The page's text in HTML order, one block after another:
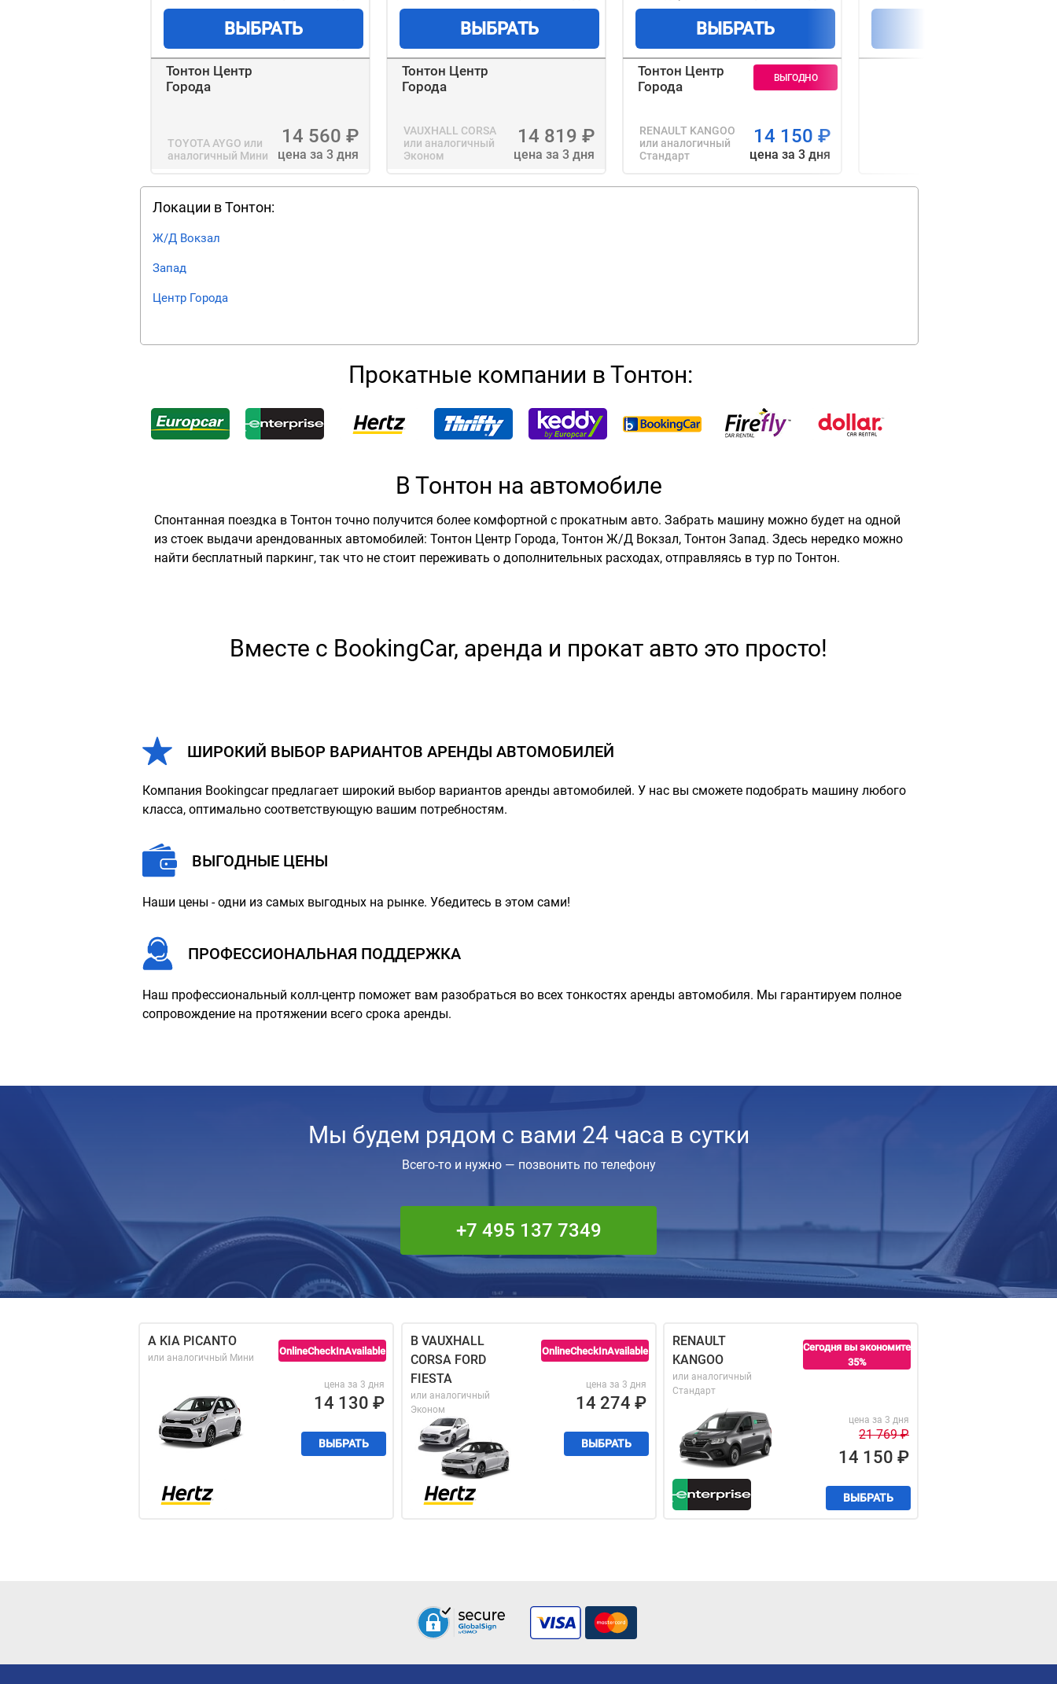
ВЫБРАТЬ
Тонтон Центр
Города
TOYOTA AYGO или
аналогичный Мини
14 560 ₽
цена за 3 дня
ВЫБРАТЬ
Тонтон Центр
Города
VAUXHALL CORSA
или аналогичный
Эконом
14 819 ₽
цена за 3 дня
ВЫБРАТЬ
Тонтон Центр
Города
RENAULT KANGOO
или аналогичный
Стандарт
14 150 ₽
цена за 3 дня
Локации в Тонтон:
Ж/Д Вокзал
Запад
Центр Города
Прокатные компании в Тонтон:
В Тонтон на автомобиле
Спонтанная поездка в Тонтон точно получится более комфортной с прокатным авто. Забрать машину можно будет на одной
из стоек выдачи арендованных автомобилей: Тонтон Центр Города, Тонтон Ж/Д Вокзал, Тонтон Запад. Здесь нередко можно
найти бесплатный паркинг, так что не стоит переживать о дополнительных расходах, отправляясь в тур по Тонтон.
Вместе с BookingCar, аренда и прокат авто это просто!
ШИРОКИЙ ВЫБОР ВАРИАНТОВ АРЕНДЫ АВТОМОБИЛЕЙ
Компания Bookingcar предлагает широкий выбор вариантов аренды автомобилей. У нас вы сможете подобрать машину любого
класса, оптимально соответствующую вашим потребностям.
ВЫГОДНЫЕ ЦЕНЫ
Наши цены - одни из самых выгодных на рынке. Убедитесь в этом сами!
ПРОФЕССИОНАЛЬНАЯ ПОДДЕРЖКА
Наш профессиональный колл-центр поможет вам разобраться во всех тонкостях аренды автомобиля. Мы гарантируем полное
сопровождение на протяжении всего срока аренды.
Мы будем рядом с вами 24 часа в сутки
Всего-то и нужно — позвонить по телефону
+7 495 137 7349
A KIA PICANTO
или аналогичный Мини
OnlineCheckInAvailable
цена за 3 дня
14 130 ₽
ВЫБРАТЬ
B VAUXHALL
CORSA FORD
FIESTA
или аналогичный
Эконом
OnlineCheckInAvailable
цена за 3 дня
14 274 ₽
ВЫБРАТЬ
RENAULT
KANGOO
или аналогичный
Стандарт
Сегодня вы экономите
35%
цена за 3 дня
21 769₽
14 150 ₽
ВЫБРАТЬ